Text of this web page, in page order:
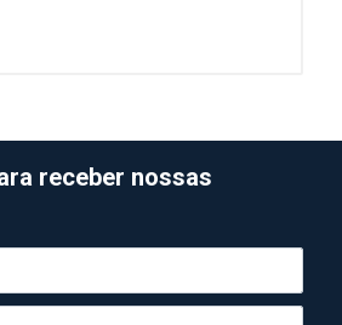
receber nossas